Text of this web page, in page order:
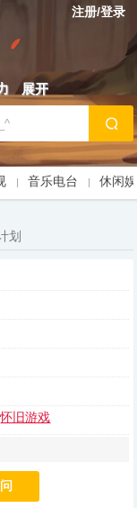
注册/登录
展开
音乐电台 休闲
划
怀旧游戏